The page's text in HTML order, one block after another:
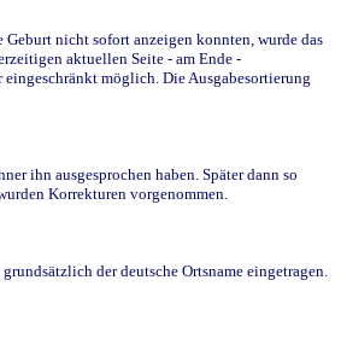
nicht sofort anzeigen konnten, wurde das
aktuellen Seite - am Ende -
möglich. Die Ausgabesortierung
ihn ausgesprochen haben. Später dann so
Korrekturen vorgenommen.
der deutsche Ortsname eingetragen.